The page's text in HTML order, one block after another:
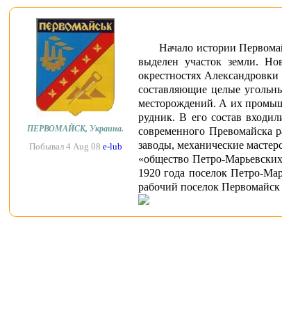
ПЕРВОМАЙСК, Украина.
Побывал 4 Aug 08 e-lub
Начало истории
выделен участок земли.
окрестностях
составляющие целые
месторождений. А их
рудник. В его состав
современного Превомайска
заводы, механические
«общество Петро-
1920 года поселок Петро-
рабочий поселок